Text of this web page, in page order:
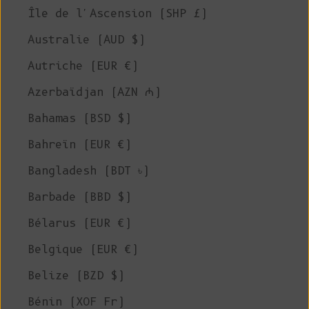
Île de l'Ascension (SHP £)
Australie (AUD $)
Autriche (EUR €)
Azerbaïdjan (AZN ₼)
Bahamas (BSD $)
Bahreïn (EUR €)
Bangladesh (BDT ৳)
Barbade (BBD $)
Bélarus (EUR €)
Belgique (EUR €)
Belize (BZD $)
Bénin (XOF Fr)